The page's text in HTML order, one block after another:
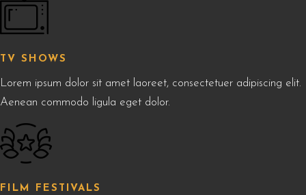
TV SHOWS
Lorem ipsum dolor sit amet laoreet, consectetuer adipiscing elit.
Aenean commodo ligula eget dolor.
FILM FESTIVALS